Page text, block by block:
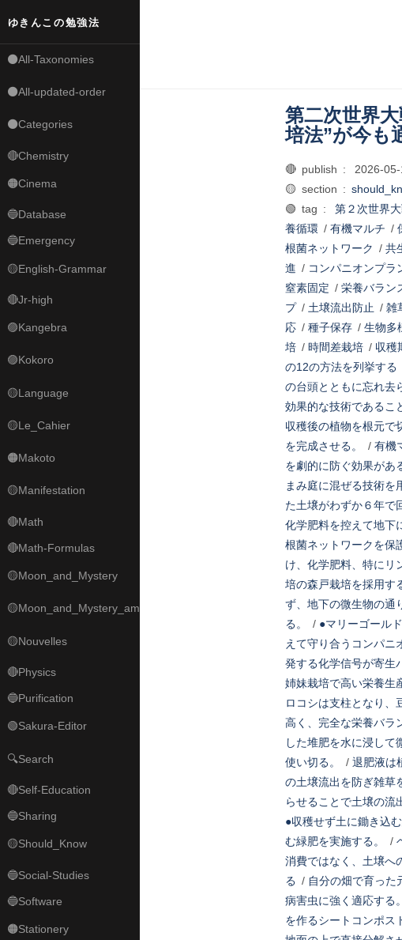
ゆきんこの勉強法
⚫All-Taxonomies
⚫All-updated-order
⚫Categories
🔴Chemistry
🟠Cinema
🔵Database
🔵Emergency
🟡English-Grammar
🔴Jr-high
🟣Kangebra
🟣Kokoro
🟡Language
🟡Le_Cahier
🟠Makoto
🟡Manifestation
🔴Math
🔴Math-Formulas
🟡Moon_and_Mystery
🟡Moon_and_Mystery_am
🟡Nouvelles
🔴Physics
🔵Purification
🟢Sakura-Editor
🔍Search
🔴Self-Education
🔵Sharing
🟡Should_Know
🔵Social-Studies
🔵Software
🟠Stationery
第二次世界
培法”が今も
🔴 publish : 2026-
🟡 section :
🟢 tag :
第２次世界
養循環/ 有機マルチ /
根菌ネットワーク / 共
進 / コンパニオンプラ
窒素固定 / 栄養バラン
プ/ 土壌流出防止 / 雑
応/ 種子保存/ 生物多
培/ 時間差栽培/ 収穫
の12の方法を列挙する
の台頭とともに忘れ去
効果的な技術であるこ
収穫後の植物を根元で
を完成させる。
/ 有機
を劇的に防ぐ効果があ
まみ庭に混ぜる技術を
た土壌がわずか６年で
化学肥料を控えて地下
根菌ネットワークを保
け、化学肥料、特にリ
培の森戸栽培を採用す
ず、地下の微生物の通
る。
/ ●マリーゴール
えて守り合うコンパニ
発する化学信号が寄生
姉妹栽培で高い栄養生
ロコシは支柱となり、
高く、完全な栄養バラ
した堆肥を水に浸して
使い切る。
/ 退肥液は
の土壌流出を防ぎ雑草
らせることで土壌の流
●収穫せず土に鋤き込
む緑肥を実施する。
/
消費ではなく、土壌へ
る / 自分の畑で育った
病害虫に強く適応する。
を作るシートコンポス